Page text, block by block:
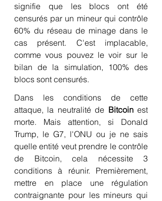
signifie que les blocs ont été
censurés par un mineur qui contrôle
60% du réseau de minage dans le
cas présent. C'est implacable,
comme vous pouvez le voir sur le
bilan de la simulation, 100% des
blocs sont censurés.
Dans les conditions de cette
attaque, la neutralité de Bitcoin est
morte. Mais attention, si Donald
Trump, le G7, l'ONU ou je ne sais
quelle entité veut prendre le contrôle
de Bitcoin, cela nécessite 3
conditions à réunir. Premièrement,
mettre en place une régulation
contraignante pour les mineurs qui